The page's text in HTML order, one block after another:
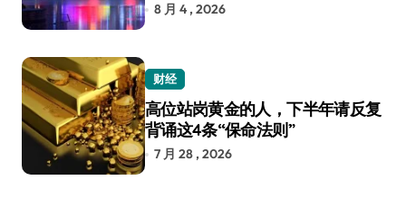
8 月 4 , 2026
财经
高位站岗黄金的人，下半年请反复
背诵这4条“保命法则”
7 月 28 , 2026